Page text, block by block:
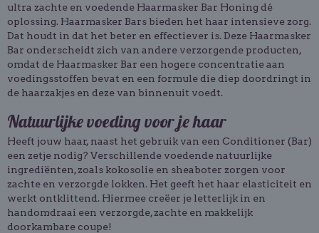
ultra zachte en voedende Haarmasker Bar Honing dé
oplossing. Haarmasker Bars bieden het haar intensieve zorg.
Dat houdt in dat het beter en effectiever is. Deze Haarmasker
Bar onderscheidt zich van andere verzorgende producten,
omdat de Haarmasker Bar een hogere concentratie aan
voedingsstoffen bevat en een formule die diep doordringt in
de haarzakjes en deze van binnenuit voedt.
Natuurlijke voeding voor je haar
Heeft jouw haar, naast het gebruik van een Conditioner (Bar)
een zetje nodig? Verschillende voedende natuurlijke
ingrediënten, zoals kokosolie en sheaboter zorgen voor
zachte en verzorgde lokken. Het geeft het haar elasticiteit en
werkt ontklittend. Hiermee creëer je letterlijk in en
handomdraai een verzorgde, zachte en makkelijk
doorkambare coupe!